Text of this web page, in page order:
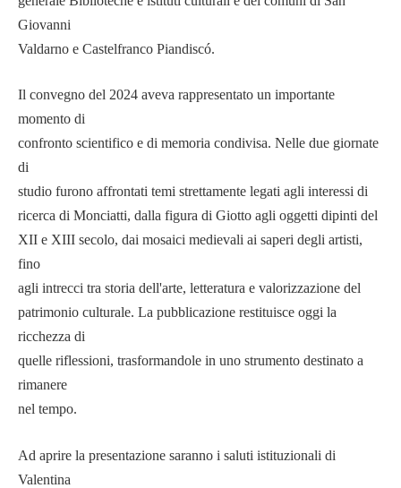
Giovanni
Valdarno e Castelfranco Piandiscó.
Il convegno del 2024 aveva rappresentato un importante
momento di
confronto scientifico e di memoria condivisa. Nelle due giornate
di
studio furono affrontati temi strettamente legati agli interessi di
ricerca di Monciatti, dalla figura di Giotto agli oggetti dipinti del
XII e XIII secolo, dai mosaici medievali ai saperi degli artisti,
fino
agli intrecci tra storia dell'arte, letteratura e valorizzazione del
patrimonio culturale. La pubblicazione restituisce oggi la
ricchezza di
quelle riflessioni, trasformandole in uno strumento destinato a
rimanere
nel tempo.
Ad aprire la presentazione saranno i saluti istituzionali di
Valentina